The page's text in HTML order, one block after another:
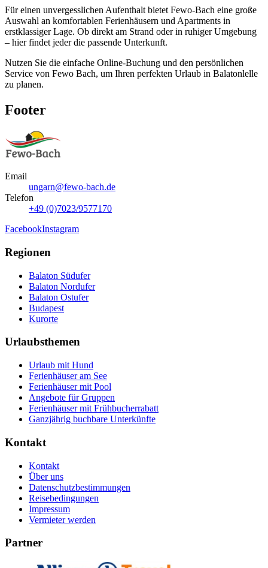
Für einen unvergesslichen Aufenthalt bietet Fewo-Bach eine große
Auswahl an komfortablen Ferienhäusern und Apartments in
erstklassiger Lage. Ob direkt am Strand oder in ruhiger Umgebung
– hier findet jeder die passende Unterkunft.
Nutzen Sie die einfache Online-Buchung und den persönlichen
Service von Fewo Bach, um Ihren perfekten Urlaub in Balatonlelle
zu planen.
Footer
Email
ungarn@fewo-bach.de
Telefon
+49 (0)7023/9577170
FacebookInstagram
Regionen
Balaton Südufer
Balaton Nordufer
Balaton Ostufer
Budapest
Kurorte
Urlaubsthemen
Urlaub mit Hund
Ferienhäuser am See
Ferienhäuser mit Pool
Angebote für Gruppen
Ferienhäuser mit Frühbucherrabatt
Ganzjährig buchbare Unterkünfte
Kontakt
Kontakt
Über uns
Datenschutzbestimmungen
Reisebedingungen
Impressum
Vermieter werden
Partner